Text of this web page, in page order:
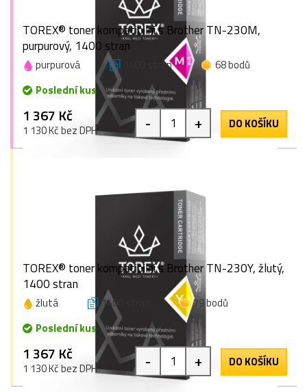
TOREX® toner kompatibilní s Brother TN-230M,
purpurový, 1400 stran
purpurová 1400 stran
68 bodů
Poslední kus
1 367 Kč
1 130 Kč bez DPH - + DO KOŠÍKU
TOREX® toner kompatibilní s Brother TN-230Y, žlutý,
1400 stran
žlutá 1400 stran
79 bodů
Poslední kus
1 367 Kč
1 130 Kč bez DPH - + DO KOŠÍKU